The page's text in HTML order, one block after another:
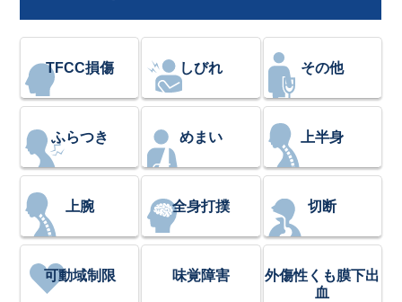
TFCC損傷 しびれ その他
ふらつき めまい 上半身
上腕 全身打撲 切断
可動域制限 味覚障害
外傷性くも膜下出
血